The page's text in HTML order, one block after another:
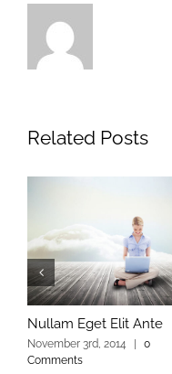
Related Posts
Nullam Eget Elit Ante
November 3rd, 2014
0
Comments